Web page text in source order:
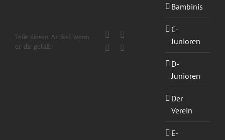
Teile diesen Artikel wenn
er dir gefällt!
Facebook
WhatsApp
Bambinis
C-
Junioren
D-
Junioren
Der
Verein
E-